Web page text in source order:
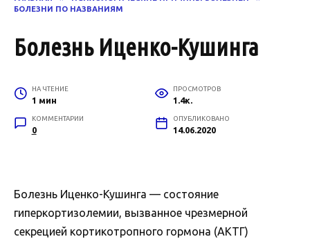
БОЛЕЗНИ ПО НАЗВАНИЯМ
Болезнь Иценко-Кушинга
НА ЧТЕНИЕ
1 мин
ПРОСМОТРОВ
1.4к.
КОММЕНТАРИИ
0
ОПУБЛИКОВАНО
14.06.2020
Болезнь Иценко-Кушинга — состояние
гиперкортизолемии, вызванное чрезмерной
секрецией кортикотропного гормона (АКТГ)